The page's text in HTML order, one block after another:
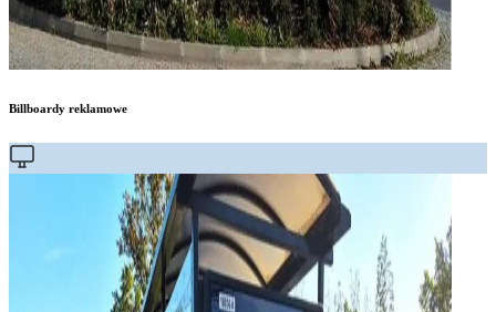
Billboardy reklamowe